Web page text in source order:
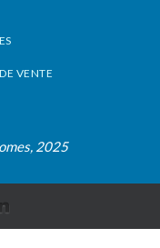
VENTE
2025